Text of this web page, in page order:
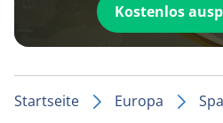
Kostenlos
Startseite Europa